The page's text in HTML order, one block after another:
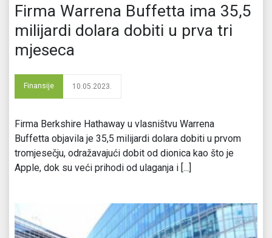
Firma Warrena Buffetta ima 35,5
milijardi dolara dobiti u prva tri
mjeseca
Finansije 10.05.2023.
Firma Berkshire Hathaway u vlasništvu Warrena
Buffetta objavila je 35,5 milijardi dolara dobiti u prvom
tromjesečju, odražavajući dobit od dionica kao što je
Apple, dok su veći prihodi od ulaganja i [...]